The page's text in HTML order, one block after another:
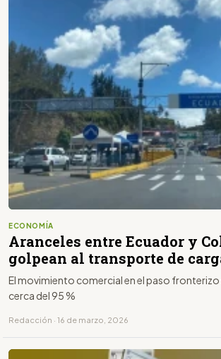
ECONOMÍA
Aranceles entre Ecuador y
golpean al transporte de
El movimiento comercial en el paso fronterizo
cerca del 95 %
Redacción · 16 de marzo, 2026